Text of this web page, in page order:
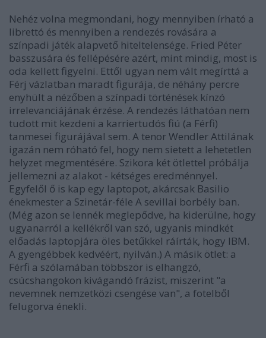
Nehéz volna megmondani, hogy mennyiben írható a
librettó és mennyiben a rendezés rovására a
színpadi játék alapvető hiteltelensége. Fried Péter
basszusára és fellépésére azért, mint mindig, most is
oda kellett figyelni. Ettől ugyan nem vált megírttá a
Férj vázlatban maradt figurája, de néhány percre
enyhült a nézőben a színpadi történések kínzó
irrelevanciájának érzése. A rendezés láthatóan nem
tudott mit kezdeni a karriertudós fiú (a Férfi)
tanmesei figurájával sem. A tenor Wendler Attilának
igazán nem róható fel, hogy nem sietett a lehetetlen
helyzet megmentésére. Szikora két ötlettel próbálja
jellemezni az alakot - kétséges eredménnyel.
Egyfelől ő is kap egy laptopot, akárcsak Basilio
énekmester a Szinetár-féle A sevillai borbély ban.
(Még azon se lennék meglepődve, ha kiderülne, hogy
ugyanarról a kellékről van szó, ugyanis mindkét
előadás laptopjára öles betűkkel ráírták, hogy IBM.
A gyengébbek kedvéért, nyilván.) A másik ötlet: a
Férfi a szólamában többször is elhangzó,
csúcshangokon kivágandó frázist, miszerint "a
nevemnek nemzetközi csengése van", a fotelből
felugorva énekli.